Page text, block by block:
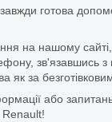
готова
на нашому сайті,
зв'язавшись
за
або